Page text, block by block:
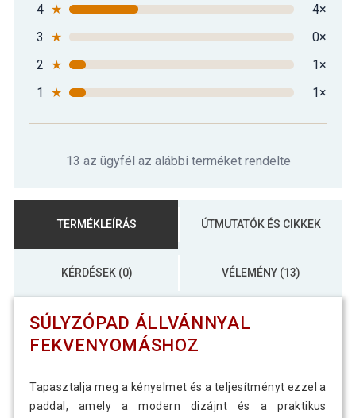
4 ★
4×
3
★
0×
2 ★
1×
1
★ 1×
13 az ügyfél az alábbi terméket rendelte
TERMÉKLEÍRÁS ÚTMUTATÓK ÉS CIKKEK
KÉRDÉSEK (0) VÉLEMÉNY (13)
SÚLYZÓPAD ÁLLVÁNNYAL
FEKVENYOMÁSHOZ
Tapasztalja meg a kényelmet és a teljesítményt ezzel a
paddal, amely a modern dizájnt és a praktikus